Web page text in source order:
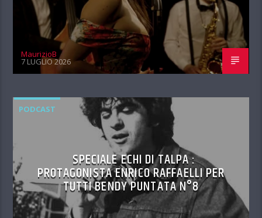
MaurizioB
7 LUGLIO 2026
PODCAST
SPECIALE ECHI DI TALPA :
PROTAGONISTA ENRICO RAFFAELLI PER
TUTTI BENDY PUNTATA N°8